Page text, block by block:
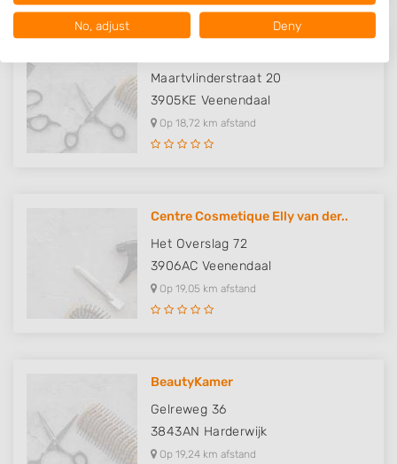
Maartvlinderstraat 20
3905KE Veenendaal
Op 18,72 km afstand
Centre Cosmetique Elly van der..
Het Overslag 72
3906AC Veenendaal
Op 19,05 km afstand
BeautyKamer
Gelreweg 36
3843AN Harderwijk
Op 19,24 km afstand
Your consent and the cookie policy applies solely to this website/app.
View Partner List (1016 IAB Vendors)
We use your data for the following purposes:
IAB processing purposes:
Store and/or access information on a device
Use limited data to select advertising
Use profiles to select personalised
Create profiles to personalise content
Use profiles to select personalised content
Measure content performance
Understand audiences through statistics
or combinations of data from different
sources
No, adjust Deny